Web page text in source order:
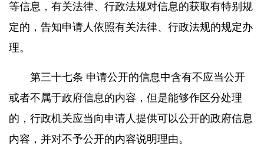
等信息，有关法律、行政法规对信息的获取有特别规
定的，告知申请人依照有关法律、行政法规的规定办
理。
第三十七条 申请公开的信息中含有不应当公开
或者不属于政府信息的内容，但是能够作区分处理
的，行政机关应当向申请人提供可以公开的政府信息
内容，并对不予公开的内容说明理由。